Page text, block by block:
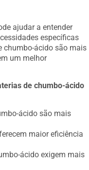
ajudar a entender
específicas
chumbo-ácido são mais
um melhor
de chumbo-ácido
ácido são mais
maior eficiência
ácido exigem mais